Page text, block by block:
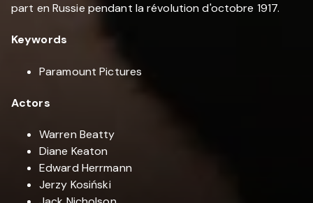
part en Russie pendant la révolution d'octobre 1917.
Keywords
Paramount Pictures
Actors
Warren Beatty
Diane Keaton
Edward Herrmann
Jerzy Kosiński